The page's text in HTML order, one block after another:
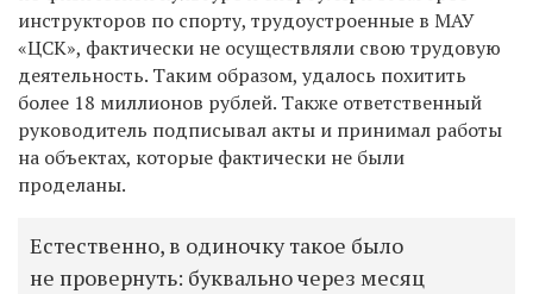
инструкторов по спорту, трудоустроенные в МАУ
«ЦСК», фактически не осуществляли свою трудовую
деятельность. Таким образом, удалось похитить
более 18 миллионов рублей. Также ответственный
руководитель подписывал акты и принимал работы
на объектах, которые фактически не были
проделаны.
Естественно, в одиночку такое было
не провернуть: буквально через месяц